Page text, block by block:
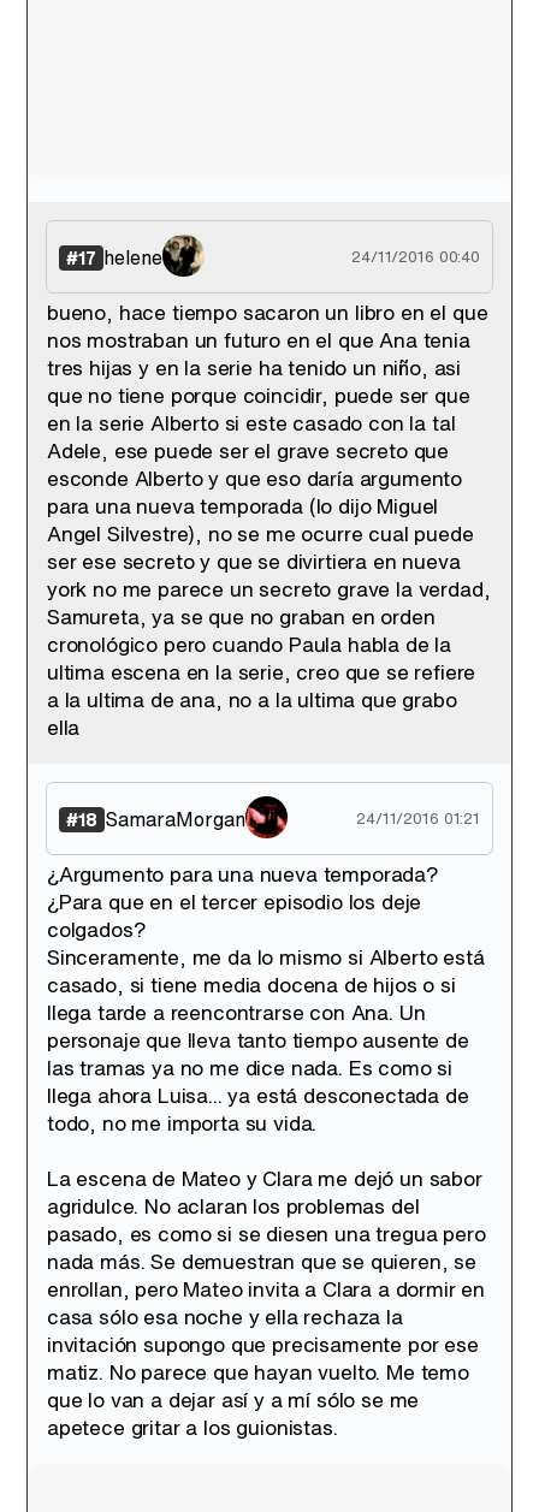
#17 helene 24/11/2016 00:40
bueno, hace tiempo sacaron un libro en el que
nos mostraban un futuro en el que Ana tenia
tres hijas y en la serie ha tenido un niño, asi
que no tiene porque coincidir, puede ser que
en la serie Alberto si este casado con la tal
Adele, ese puede ser el grave secreto que
esconde Alberto y que eso daría argumento
para una nueva temporada (lo dijo Miguel
Angel Silvestre), no se me ocurre cual puede
ser ese secreto y que se divirtiera en nueva
york no me parece un secreto grave la verdad,
Samureta, ya se que no graban en orden
cronológico pero cuando Paula habla de la
ultima escena en la serie, creo que se refiere
a la ultima de ana, no a la ultima que grabo
ella
#18 SamaraMorgan 24/11/2016 01:21
¿Argumento para una nueva temporada?
¿Para que en el tercer episodio los deje
colgados?
Sinceramente, me da lo mismo si Alberto está
casado, si tiene media docena de hijos o si
llega tarde a reencontrarse con Ana. Un
personaje que lleva tanto tiempo ausente de
las tramas ya no me dice nada. Es como si
llega ahora Luisa... ya está desconectada de
todo, no me importa su vida.
La escena de Mateo y Clara me dejó un sabor
agridulce. No aclaran los problemas del
pasado, es como si se diesen una tregua pero
nada más. Se demuestran que se quieren, se
enrollan, pero Mateo invita a Clara a dormir en
casa sólo esa noche y ella rechaza la
invitación supongo que precisamente por ese
matiz. No parece que hayan vuelto. Me temo
que lo van a dejar así y a mí sólo se me
apetece gritar a los guionistas.